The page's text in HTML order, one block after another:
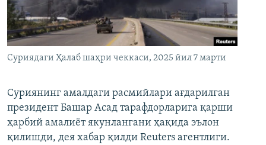
Суриядаги Ҳалаб шаҳри чеккаси, 2025 йил 7 марти
Суриянинг амалдаги расмийлари ағдарилган
президент Башар Асад тарафдорларига қарши
ҳарбий амалиёт якунлангани ҳақида эълон
қилишди, дея хабар қилди Reuters агентлиги.